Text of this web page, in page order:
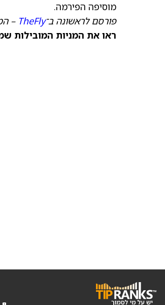
מוסיפה הפירמה.
פורסם לראשונה ב־TheFly
–
ראו את המניות המובילות